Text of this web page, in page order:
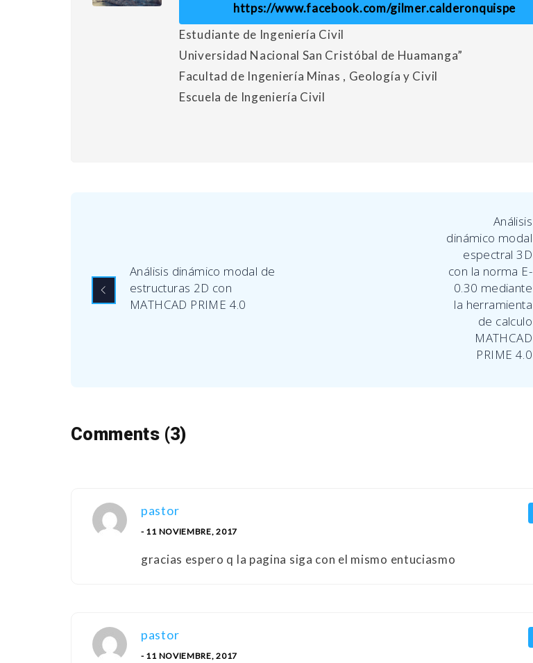
https://www.facebook.com/gilmer.calderonquispe
Estudiante de Ingeniería Civil
Universidad Nacional San Cristóbal de Huamanga”
Facultad de Ingeniería Minas , Geología y Civil
Escuela de Ingeniería Civil
Análisis dinámico modal de
estructuras 2D con
MATHCAD PRIME 4.0
Análisis
dinámico modal
espectral 3D
con la norma E-
0.30 mediante
la herramienta
de calculo
MATHCAD
PRIME 4.0
Comments (3)
pastor
- 11 NOVIEMBRE, 2017
gracias espero q la pagina siga con el mismo entuciasmo
pastor
- 11 NOVIEMBRE, 2017